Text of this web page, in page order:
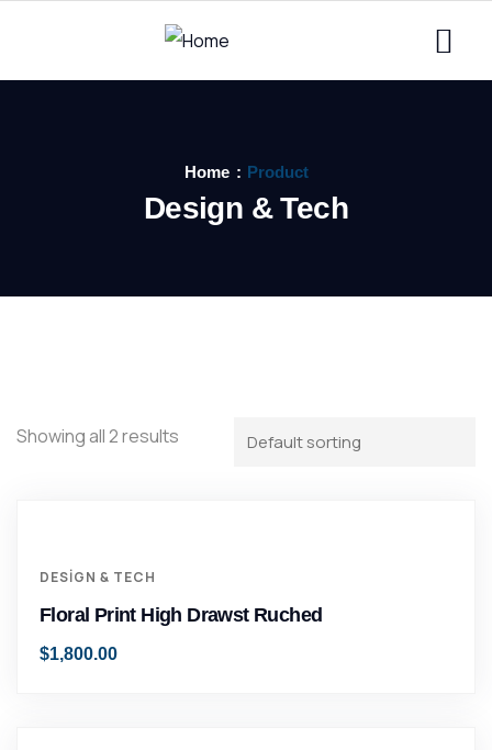
Home Product
Design & Tech
Showing all 2 results
DESIGN & TECH
Floral Print High Drawst Ruched
$1,800.00